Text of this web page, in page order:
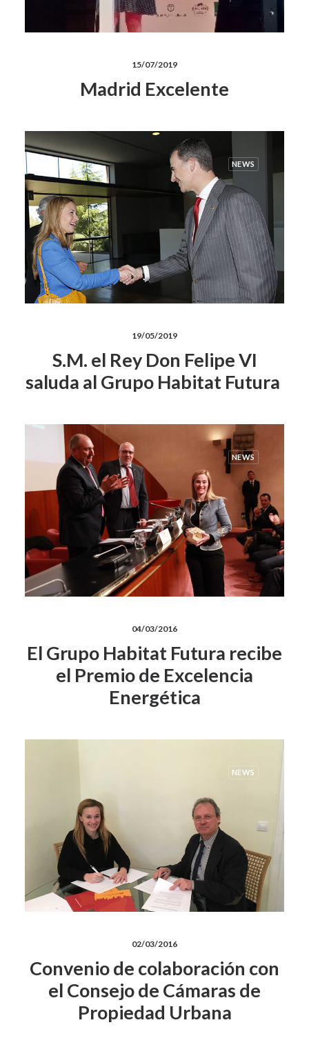
15/07/2019
Madrid Excelente
NEWS
19/05/2019
S.M. el Rey Don Felipe VI
saluda al Grupo Habitat Futura
NEWS
04/03/2016
El Grupo Habitat Futura recibe
el Premio de Excelencia
Energética
NEWS
02/03/2016
Convenio de colaboración con
el Consejo de Cámaras de
Propiedad Urbana